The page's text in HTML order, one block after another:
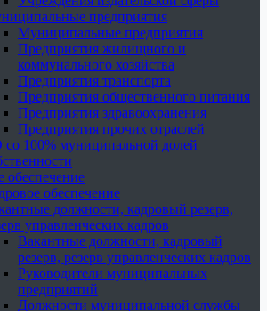
предприятия
Муниципальные предприятия
Предприятия жилищного и
коммунального хозяйства
Предприятия транспорта
Предприятия общественного питания
Предприятия здравоохранения
Предприятия прочих отраслей
100% муниципальной долей
обеспечение
обеспечение
должности, кадровый резерв,
управленческих кадров
Вакантные должности, кадровый
резерв, резерв управленческих кадров
Руководители муниципальных
предприятий
Должности муниципальной службы